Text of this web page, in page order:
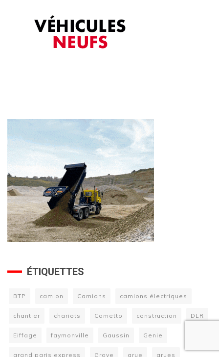
ÉTIQUETTES
BTP camion Camions camions électriques
chantier chariots Cometto construction DLR
Eiffage faymonville Gaussin Genie
grand paris express Grove grue grues